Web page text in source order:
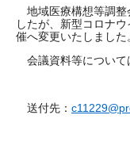
地域医療構想等調整
したが、新型コロナ
催へ変更いたしました
会議資料等について
送付先：